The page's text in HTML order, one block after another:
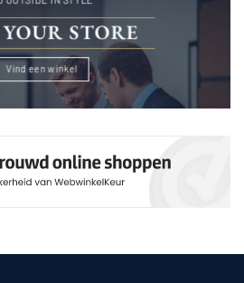
STORE
Vind een winkel